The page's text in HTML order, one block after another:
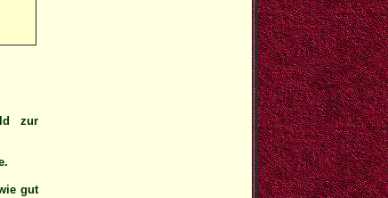
zur
gut